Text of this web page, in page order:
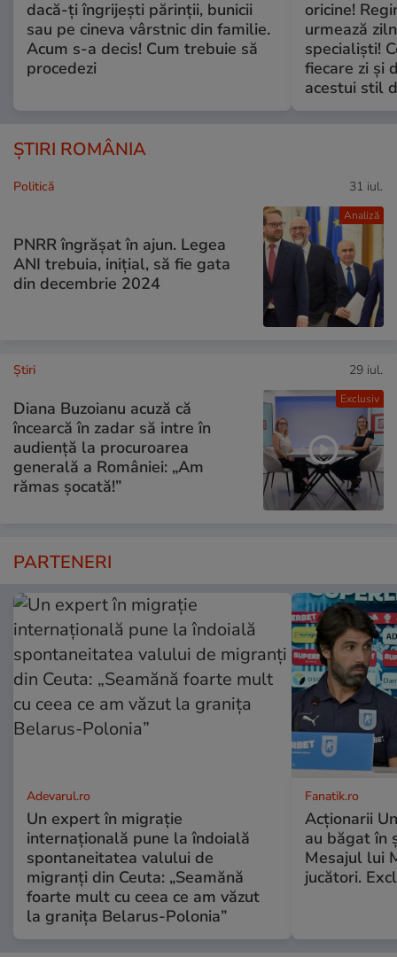
dacă-ți îngrijești părinții, bunicii
sau pe cineva vârstnic din familie.
Acum s-a decis! Cum trebuie să
procedezi
oricine!
urmează
specialiști!
fiecare zi și
acestui stil
ȘTIRI ROMÂNIA
Analiză
Politică 31 iul.
PNRR îngrășat în ajun. Legea
ANI trebuia, inițial, să fie gata
din decembrie 2024
Exclusiv
Ştiri 29 iul.
Diana Buzoianu acuză că
încearcă în zadar să intre în
audiență la procuroarea
generală a României: „Am
rămas șocată!”
PARTENERI
Adevarul.ro
Un expert în migrație
internațională pune la îndoială
spontaneitatea valului de
migranți din Ceuta: „Seamănă
foarte mult cu ceea ce am văzut
la granița Belarus-Polonia”
Fanatik.ro
Acționarii
au băgat în
Mesajul lui
jucători.